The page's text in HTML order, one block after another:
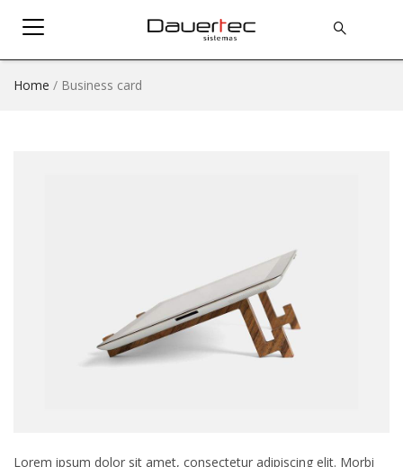
Home / Business card
Lorem ipsum dolor sit amet, consectetur adipiscing elit. Morbi